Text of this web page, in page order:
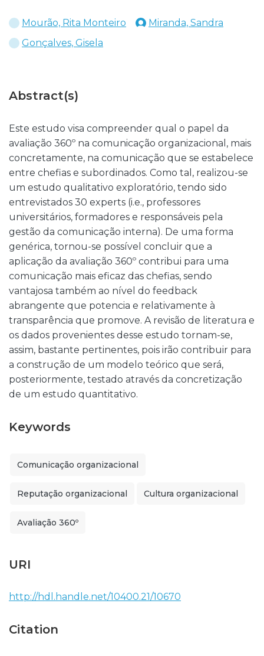
Mourão, Rita Monteiro
Miranda, Sandra
Gonçalves, Gisela
Abstract(s)
Este estudo visa compreender qual o papel da
avaliação 360º na comunicação organizacional, mais
concretamente, na comunicação que se estabelece
entre chefias e subordinados. Como tal, realizou-se
um estudo qualitativo exploratório, tendo sido
entrevistados 30 experts (i.e., professores
universitários, formadores e responsáveis pela
gestão da comunicação interna). De uma forma
genérica, tornou-se possível concluir que a
aplicação da avaliação 360º contribui para uma
comunicação mais eficaz das chefias, sendo
vantajosa também ao nível do feedback
abrangente que potencia e relativamente à
transparência que promove. A revisão de literatura e
os dados provenientes desse estudo tornam-se,
assim, bastante pertinentes, pois irão contribuir para
a construção de um modelo teórico que será,
posteriormente, testado através da concretização
de um estudo quantitativo.
Keywords
Comunicação organizacional
Reputação organizacional Cultura organizacional
Avaliação 360º
URI
http://hdl.handle.net/10400.21/10670
Citation